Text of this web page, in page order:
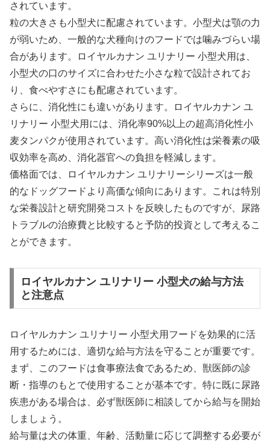
されています。
粒の大きさも小型犬に配慮されています。小型犬は顎の力
が弱いため、一般的な犬種向けのフードでは噛みづらい場
合があります。ロイヤルカナン ユリナリー 小型犬用は、
小型犬の口のサイズに合わせた小さな粒で設計されてお
り、食べやすさにも配慮されています。
さらに、消化性にも違いがあります。ロイヤルカナン ユ
リナリー 小型犬用には、消化率90%以上の超高消化性小
麦タンパクが使用されています。高い消化性は栄養素の吸
収効率を高め、消化器官への負担を軽減します。
価格面では、ロイヤルカナン ユリナリーシリーズは一般
的なドッグフードより高価な傾向にあります。これは特別
な栄養設計と研究開発コストを反映したものですが、尿路
トラブルの治療費と比較すると予防的投資として考えるこ
とができます。
ロイヤルカナン ユリナリー 小型犬の給与方法
と注意点
ロイヤルカナン ユリナリー 小型犬用フードを効果的に活
用するためには、適切な給与方法を守ることが重要です。
まず、このフードは食事療法食であるため、獣医師の診
断・指導のもとで使用することが基本です。特に既に尿路
疾患がある場合は、必ず獣医師に相談してから給与を開始
しましょう。
給与量は犬の体重、年齢、活動量に応じて調整する必要が